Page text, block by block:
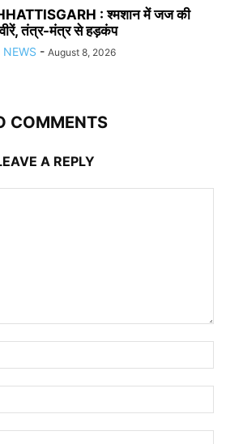
: श्मशान में जज की
तंत्र-मंत्र से हड़कंप
NEWS - August 8, 2026
COMMENTS
A REPLY